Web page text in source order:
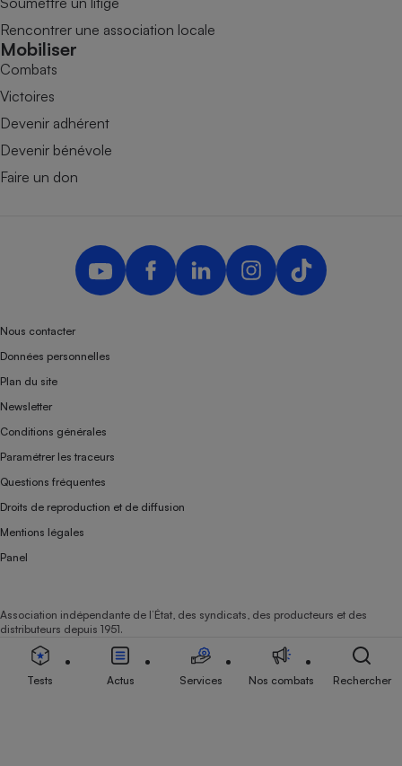
Rencontrer une association locale
Mobiliser
Combats
Victoires
Devenir adhérent
Devenir bénévole
Faire un don
Nous contacter
Données personnelles
Plan du site
Newsletter
Conditions générales
Paramétrer les traceurs
Questions fréquentes
Droits de reproduction et de diffusion
Mentions légales
Panel
Association indépendante de l’État, des syndicats, des producteurs et des
distributeurs depuis 1951.
Tests Actus Services Nos combats Rechercher